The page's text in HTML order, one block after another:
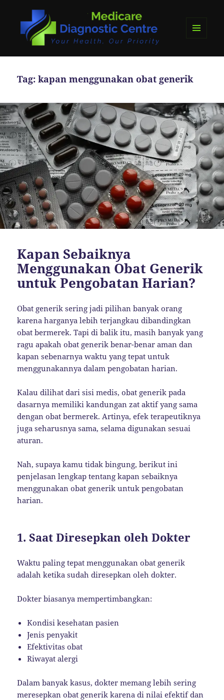
WIDGET
Tag:kapan menggunakan obat generik
Kapan Sebaiknya
Menggunakan Obat Generik
untuk Pengobatan Harian?
Obat generik sering jadi pilihan banyak orang
karena harganya lebih terjangkau dibandingkan
obat bermerek. Tapi di balik itu, masih banyak yang
ragu apakah obat generik benar-benar aman dan
kapan sebenarnya waktu yang tepat untuk
menggunakannya dalam pengobatan harian.
Kalau dilihat dari sisi medis, obat generik pada
dasarnya memiliki kandungan zat aktif yang sama
dengan obat bermerek. Artinya, efek terapeutiknya
juga seharusnya sama, selama digunakan sesuai
aturan.
Nah, supaya kamu tidak bingung, berikut ini
penjelasan lengkap tentang kapan sebaiknya
menggunakan obat generik untuk pengobatan
harian.
1. Saat Diresepkan oleh Dokter
Waktu paling tepat menggunakan obat generik
adalah ketika sudah diresepkan oleh dokter.
Dokter biasanya mempertimbangkan:
Kondisi kesehatan pasien
Jenis penyakit
Efektivitas obat
Riwayat alergi
Dalam banyak kasus, dokter memang lebih sering
meresepkan obat generik karena di nilai efektif dan